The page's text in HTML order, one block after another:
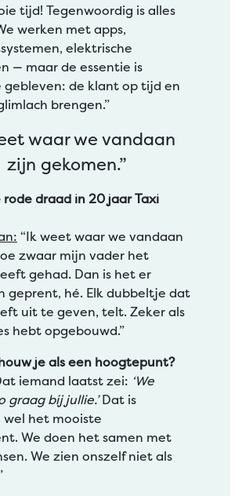
tijd! Tegenwoordig is alles
werken met apps,
elektrische
— maar de essentie is
gebleven: de klant op tijd en
brengen.”
waar we vandaan
zijn gekomen.”
rode draad in 20 jaar Taxi
“Ik weet waar we vandaan
zwaar mijn vader het
gehad. Dan is het er
geprent, hé. Elk dubbeltje dat
uit te geven, telt. Zeker als
hebt opgebouwd.”
je als een hoogtepunt?
iemand laatst zei: ‘We
graag bij jullie.’Dat is
wel het mooiste
We doen het samen met
We zien onszelf niet als